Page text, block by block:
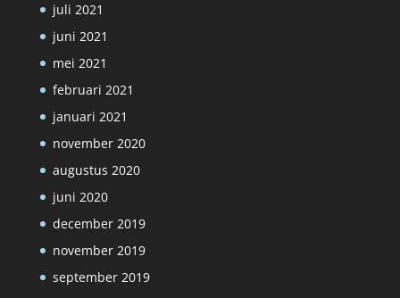
juli 2021
juni 2021
mei 2021
februari 2021
januari 2021
november 2020
augustus 2020
juni 2020
december 2019
november 2019
september 2019